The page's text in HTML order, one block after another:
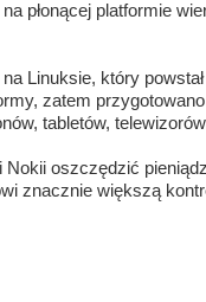
płonącej platformie
Linuksie, który
zatem
tabletów,
oszczędzić
znacznie większą